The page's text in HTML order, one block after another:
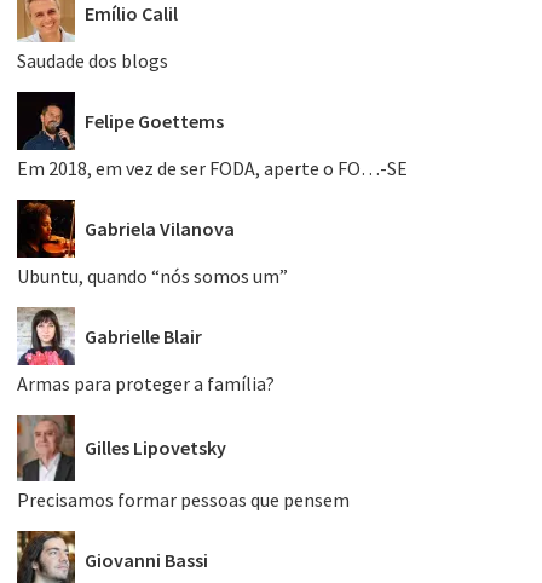
Emílio Calil
Saudade dos blogs
Felipe Goettems
Em 2018, em vez de ser FODA, aperte o FO…-SE
Gabriela Vilanova
Ubuntu, quando “nós somos um”
Gabrielle Blair
Armas para proteger a família?
Gilles Lipovetsky
Precisamos formar pessoas que pensem
Giovanni Bassi